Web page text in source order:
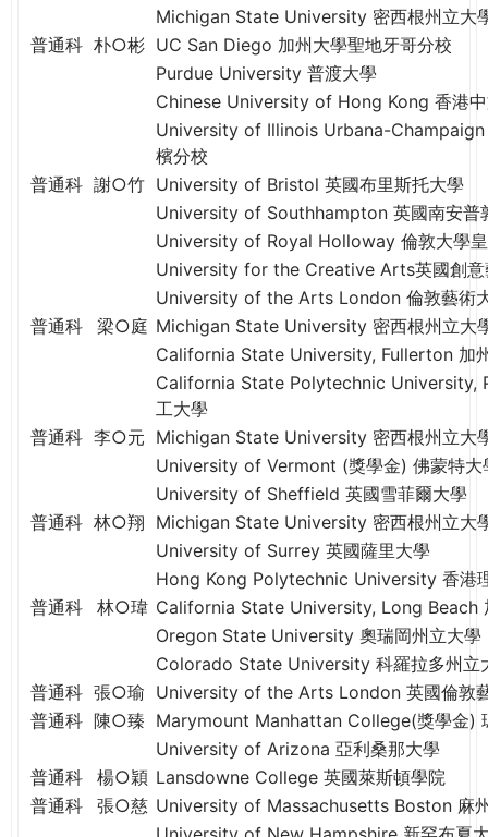
PATH
Michigan State University 密西根州立大
普通科 朴○彬 UC San Diego 加州大學聖地牙哥分校
Purdue University 普渡大學
Chinese University of Hong Kong 香港
University of Illinois Urbana-Champaign
檳分校
普通科 謝○竹 University of Bristol 英國布里斯托大學
University of Southhampton 英國南安普
University of Royal Holloway 倫敦大學
University for the Creative Arts英國創意
University of the Arts London 倫敦藝術
普通科
梁○庭 Michigan State University 密西根州立大
California State University, Fullerton 加
California State Polytechnic University,
工大學
普通科 李○元 Michigan State University 密西根州立大
University of Vermont (獎學金) 佛蒙特大
University of Sheffield 英國雪菲爾大學
普通科 林○翔 Michigan State University 密西根州立大
University of Surrey 英國薩里大學
Hong Kong Polytechnic University 香港
普通科
林○瑋 California State University, Long Beach
Oregon State University 奧瑞岡州立大學
Colorado State University 科羅拉多州立
普通科 張○瑜 University of the Arts London 英國倫敦
普通科 陳○臻 Marymount Manhattan College(獎學金)
University of Arizona 亞利桑那大學
普通科
楊○穎 Lansdowne College 英國萊斯頓學院
普通科
張○慈 University of Massachusetts Boston 麻